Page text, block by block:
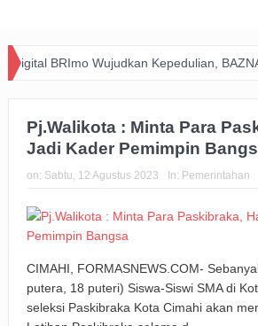
BRImo Wujudkan Kepedulian, BAZNAS
Pj.Walikota : Minta Para
Jadi Kader Pemimpin
on: Sabtu, 12 Agustus 2023 In: Pemerintahan
CIMAHI, FORMASNEWS.COM-
putera, 18 puteri) Siswa-Siswi SMA di
seleksi Paskibraka Kota Cimahi akan